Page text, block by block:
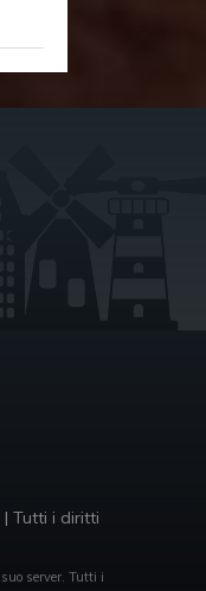
| Tutti i diritti
server. Tutti i